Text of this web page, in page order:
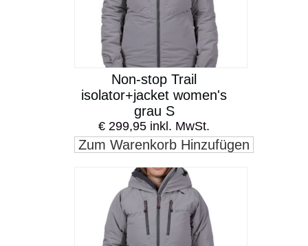
Non-stop Trail
isolator+jacket women's
grau S
€ 299,95 inkl. MwSt.
Zum Warenkorb Hinzufügen